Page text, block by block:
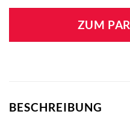
ZUM
BESCHREIBUNG